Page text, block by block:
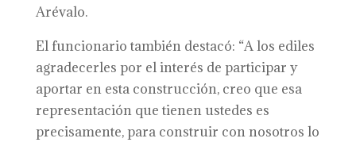
Arévalo.
El funcionario también destacó: “A los ediles
agradecerles por el interés de participar y
aportar en esta construcción, creo que esa
representación que tienen ustedes es
precisamente, para construir con nosotros lo